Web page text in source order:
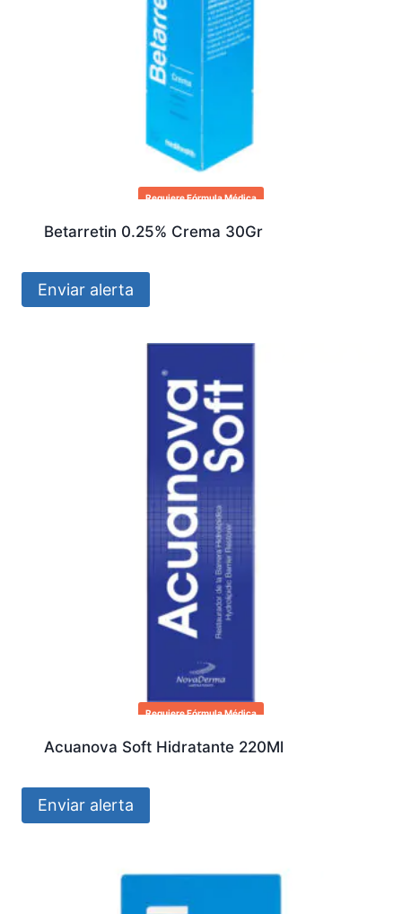
Requiere Fórmula Médica
Betarretin 0.25% Crema 30Gr
Enviar alerta
Requiere Fórmula Médica
Acuanova Soft Hidratante 220Ml
Enviar alerta